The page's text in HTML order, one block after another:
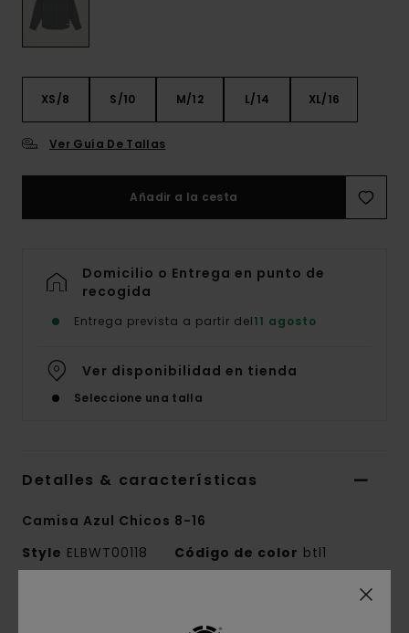
XS/8 S/10 M/12 L/14 XL/16
Ver Guía De Tallas
Añadir a la cesta
Domicilio o Entrega en punto de
recogida
Entrega prevista a partir del11 agosto
Ver disponibilidad en tienda
Seleccione una talla
Detalles & características
Camisa Azul Chicos 8-16
Style ELBWT00118 Código de color btl1